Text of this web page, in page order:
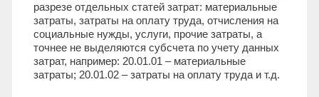
разрезе отдельных статей затрат: материальные
затраты, затраты на оплату труда, отчисления на
социальные нужды, услуги, прочие затраты, а
точнее не выделяются субсчета по учету данных
затрат, например: 20.01.01 – материальные
затраты; 20.01.02 – затраты на оплату труда и т.д.